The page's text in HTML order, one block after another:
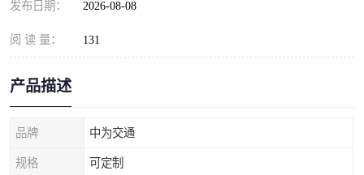
发布日期： 2026-08-08
阅 读 量： 131
产品描述
品牌 中为交通
规格 可定制